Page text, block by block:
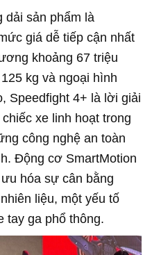
dải sản phẩm là
giá dễ tiếp cận nhất
khoảng 67 triệu
kg và ngoại hình
Speedfight 4+ là lời giải
xe linh hoạt trong
công nghệ an toàn
Động cơ SmartMotion
hóa sự cân bằng
liệu, một yếu tố
tay ga phổ thông.